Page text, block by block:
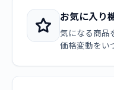
お気に入り
気になる商品
価格変動をい